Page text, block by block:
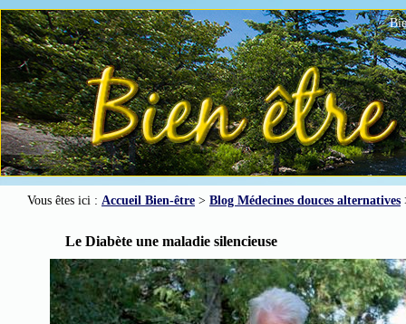
Vous êtes ici : Accueil Bien-être > Blog Médecines douces alternatives
Le Diabète une maladie silencieuse